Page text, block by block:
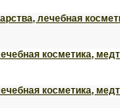
лечебная
косметика,
косметика,